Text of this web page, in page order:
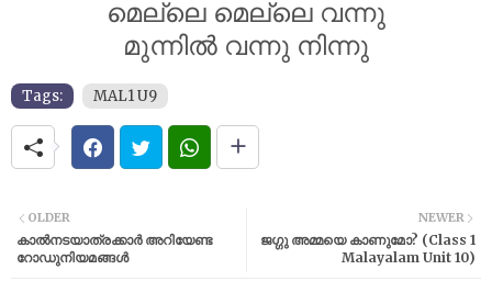
മെല്ലെ മെല്ലെ വന്നു
മുന്നിൽ വന്നു നിന്നു
Tags: MAL1 U9
NEWER
ജഗ്ഗു അമ്മയെ കാണുമോ? (Class 1
Malayalam Unit 10)
OLDER
കാൽനടയാത്രക്കാർ അറിയേണ്ട
റോഡുനിയമങ്ങൾ